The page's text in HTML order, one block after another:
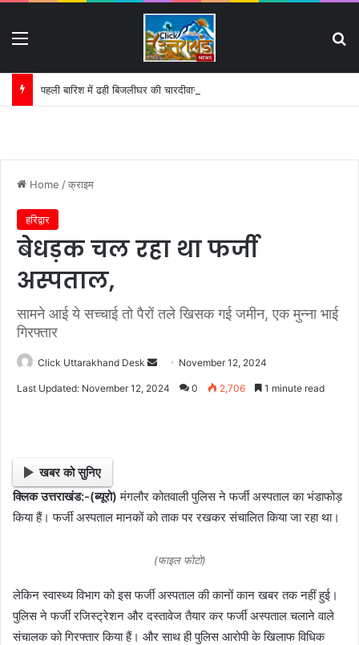
पहली बारिश में ढही बिजलीघर की चारदीवारी:
Home /क्राइम
हरिद्वार
बेधड़क चल रहा था फर्जी
अस्पताल,
सामने आई ये सच्चाई तो पैरों तले खिसक गई जमीन, एक मुन्ना भाई
गिरफ्तार
Click Uttarakhand Desk
e
m
a
l
November 12, 2024
Last Updated: November 12, 2024 0 2,706 1 minute read
खबर को सुनिए
क्लिक उत्तराखंड:-(ब्यूरो) मंगलौर कोतवाली पुलिस ने फर्जी अस्पताल का भंडाफोड़
किया हैं। फर्जी अस्पताल मानकों को ताक पर रखकर संचालित किया जा रहा था।
(फाइल फोटो)
लेकिन स्वास्थ्य विभाग को इस फर्जी अस्पताल की कानों कान खबर तक नहीं हुई।
पुलिस ने फर्जी रजिस्ट्रेशन और दस्तावेज तैयार कर फर्जी अस्पताल चलाने वाले
संचालक को गिरफ्तार किया हैं। और साथ ही पुलिस आरोपी के खिलाफ विधिक